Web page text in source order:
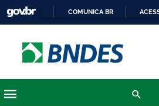
COMUNICA BR